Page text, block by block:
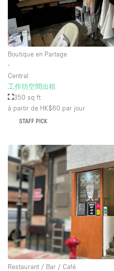
Équipement de bureau
Équipement sonore et vidéo
Sous-sol
Rez-de-chaussée sur cour
Rez-de-chaussée sur rue
Rooftop
À l'étage
Autre
Boutique en Partage
∙
Central
工作坊空間出租
350 sq ft
à partir de HK$60 par jour
STAFF PICK
Restaurant / Bar / Café